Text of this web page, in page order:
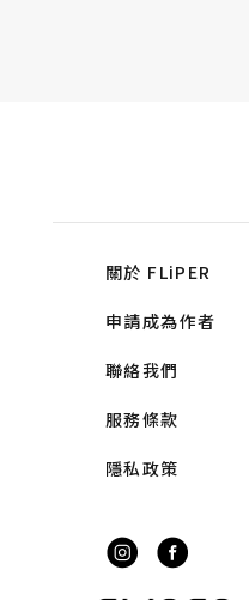
關於 FLiPER
申請成為作者
聯絡我們
服務條款
隱私政策